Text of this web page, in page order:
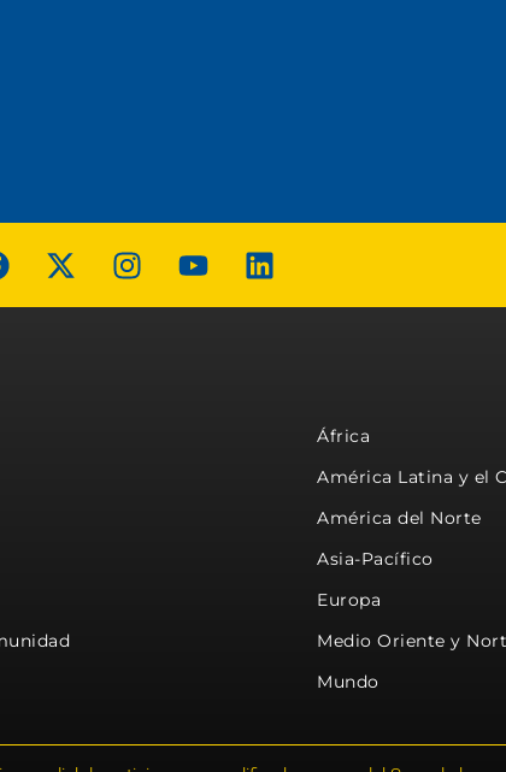
África
América Latina y el
América del Norte
Asia-Pacífico
Europa
Medio Oriente y
Mundo